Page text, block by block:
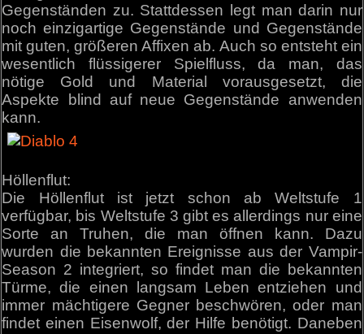
Gegenständen zu. Stattdessen legt man darin nur
noch einzigartige Gegenstände und Gegenstände
mit guten, größeren Affixen ab. Auch so entsteht ein
wesentlich flüssigerer Spielfluss, da man, das
nötige Gold und Material vorausgesetzt, die
Aspekte blind auf neue Gegenstände anwenden
kann.
Höllenflut:
Die Höllenflut ist jetzt schon ab Weltstufe 1
verfügbar, bis Weltstufe 3 gibt es allerdings nur eine
Sorte an Truhen, die man öffnen kann. Dazu
wurden die bekannten Ereignisse aus der Vampir-
Season 2 integriert, so findet man die bekannten
Türme, die einen langsam Leben entziehen und
immer mächtigere Gegner beschwören, oder man
findet einen Eisenwolf, der Hilfe benötigt. Daneben